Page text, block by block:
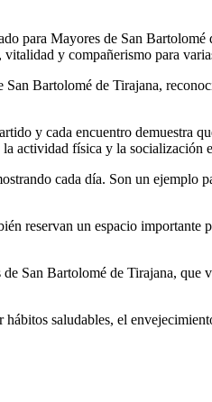
para Mayores de San
y compañerismo para
Bartolomé de Tirajana,
y cada encuentro demuestra
actividad física y la socialización
cada día. Son un ejemplo
reservan un espacio importante
San Bartolomé de Tirajana, que
saludables, el